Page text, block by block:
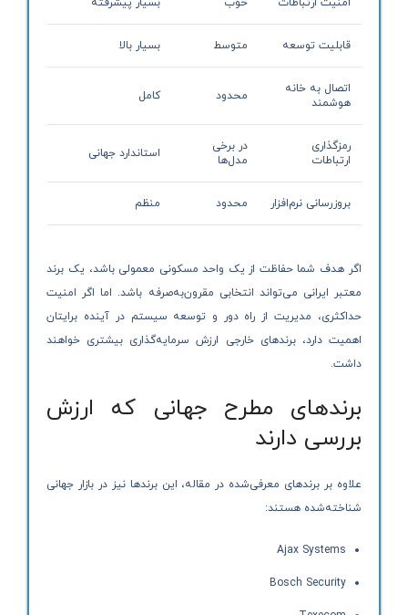
قابلیت توسعه متوسط بسیار بالا
اتصال به خانه
هوشمند
محدود کامل
رمزگذاری
ارتباطات
در برخی
مدل‌ها
استاندارد جهانی
بروزرسانی نرم‌افزار محدود منظم
اگر هدف شما حفاظت از یک واحد مسکونی معمولی باشد، یک برند
معتبر ایرانی می‌تواند انتخابی مقرون‌به‌صرفه باشد. اما اگر امنیت
حداکثری، مدیریت از راه دور و توسعه سیستم در آینده برایتان
اهمیت دارد، برندهای خارجی ارزش سرمایه‌گذاری بیشتری خواهند
داشت.
برندهای مطرح جهانی که ارزش
بررسی دارند
علاوه بر برندهای معرفی‌شده در مقاله، این برندها نیز در بازار جهانی
شناخته‌شده هستند:
Ajax Systems
Bosch Security